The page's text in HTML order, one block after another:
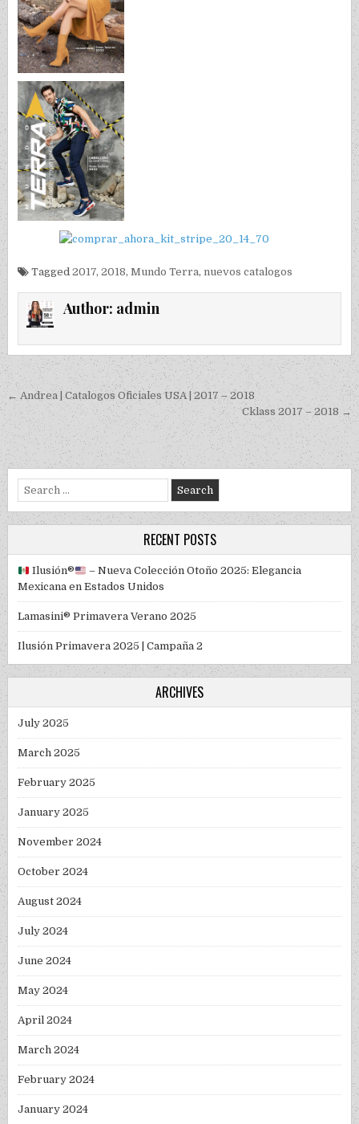
Tagged2017,2018,Mundo Terra, nuevos catalogos
Author: admin
Post navigation
← Andrea | Catalogos Oficiales USA | 2017 – 2018
Cklass 2017 – 2018 →
Search for:
RECENT POSTS
Ilusión®️
– Nueva Colección Otoño 2025: Elegancia
Mexicana en Estados Unidos
Lamasini® Primavera Verano 2025
Ilusión Primavera 2025 | Campaña 2
ARCHIVES
July 2025
March 2025
February 2025
January 2025
November 2024
October 2024
August 2024
July 2024
June 2024
May 2024
April 2024
March 2024
February 2024
January 2024